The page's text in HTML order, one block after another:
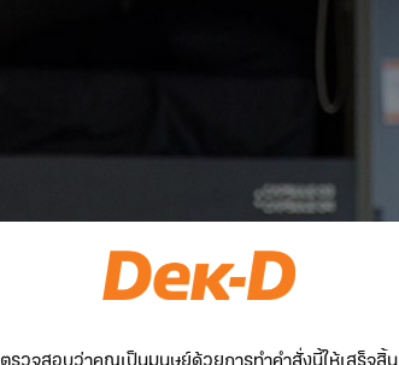
ตรวจสอบว่าคุณเป็นมนุษย์ด้วยการทำคำสั่งนี้ให้เสร็จสิ้น